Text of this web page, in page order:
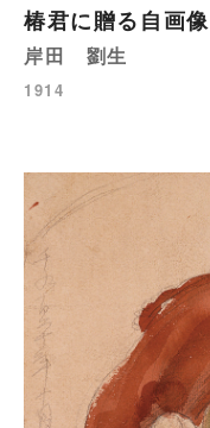
椿君に贈る自画像
岸田 劉生
1914